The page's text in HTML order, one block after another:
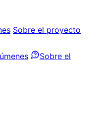
Sobre el proyecto
Sobre el